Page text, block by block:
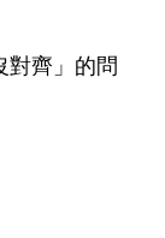
對齊」的問